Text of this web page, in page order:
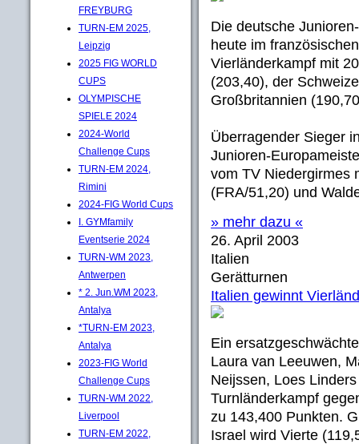
FREYBURG
TURN-EM 2025,
Leipzig
2025 FIG WORLD
CUPS
OLYMPISCHE
SPIELE 2024
2024-World
Challenge Cups
TURN-EM 2024,
Rimini
2024-FIG World Cups
I. GYMfamily
Eventserie 2024
TURN-WM 2023,
Antwerpen
* 2. Jun.WM 2023,
Antalya
*TURN-EM 2023,
Antalya
2023-FIG World
Challenge Cups
TURN-WM 2022,
Liverpool
TURN-EM 2022,
Die deutsche
heute im
Vierländerkampf mit
(203,40), der
Großbritannien
Überragender Sieger
Junioren-
vom TV Niedergirmes
(FRA/51,20) und
» mehr dazu «
26. April 2003
Italien
Gerätturnen
Italien gewinnt
Ein
Laura van Leeuwen,
Neijssen, Loes
Turnländerkampf
zu 143,400 Punkten.
Israel wird Vierte